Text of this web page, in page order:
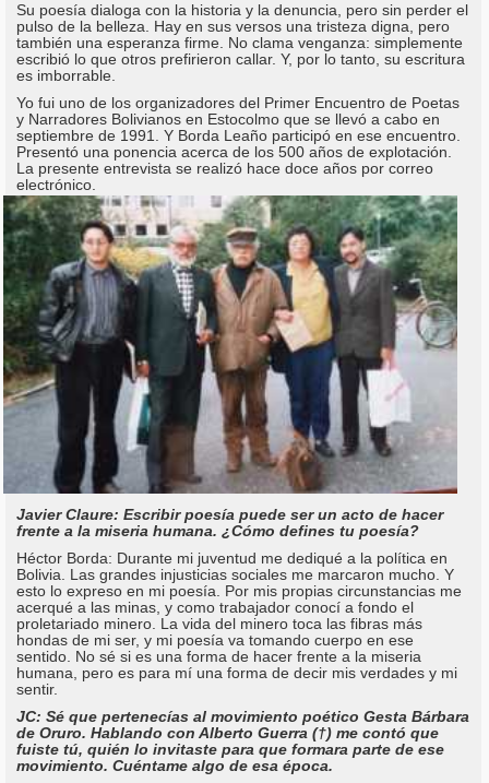
Su poesía dialoga con la historia y la denuncia, pero sin perder el
pulso de la belleza. Hay en sus versos una tristeza digna, pero
también una esperanza firme. No clama venganza: simplemente
escribió lo que otros prefirieron callar. Y, por lo tanto, su escritura
es imborrable.
Yo fui uno de los organizadores del Primer Encuentro de Poetas
y Narradores Bolivianos en Estocolmo que se llevó a cabo en
septiembre de 1991. Y Borda Leaño participó en ese encuentro.
Presentó una ponencia acerca de los 500 años de explotación.
La presente entrevista se realizó hace doce años por correo
electrónico.
Javier Claure: Escribir poesía puede ser un acto de hacer
frente a la miseria humana. ¿Cómo defines tu poesía?
Héctor Borda: Durante mi juventud me dediqué a la política en
Bolivia. Las grandes injusticias sociales me marcaron mucho. Y
esto lo expreso en mi poesía. Por mis propias circunstancias me
acerqué a las minas, y como trabajador conocí a fondo el
proletariado minero. La vida del minero toca las fibras más
hondas de mi ser, y mi poesía va tomando cuerpo en ese
sentido. No sé si es una forma de hacer frente a la miseria
humana, pero es para mí una forma de decir mis verdades y mi
sentir.
JC: Sé que pertenecías al movimiento poético Gesta Bárbara
de Oruro. Hablando con Alberto Guerra (†) me contó que
fuiste tú, quién lo invitaste para que formara parte de ese
movimiento. Cuéntame algo de esa época.